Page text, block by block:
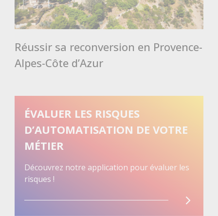
Réussir sa reconversion en Provence-
Alpes-Côte d’Azur
ÉVALUER LES RISQUES
D’AUTOMATISATION DE VOTRE
MÉTIER
Découvrez notre application pour évaluer les
risques !